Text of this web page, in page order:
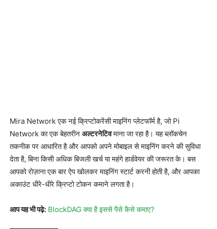
Mira Network एक नई क्रिप्टोकरेंसी माइनिंग प्लेटफॉर्म है, जो Pi
Network का एक बेहतरीन अल्टरनेटिवमाना जा रहा है। यह ब्लॉकचेन
तकनीक पर आधारित है और आपको अपने मोबाइल से माइनिंग करने की सुविधा
देता है, बिना किसी अधिक बिजली खर्च या महंगे हार्डवेयर की जरूरत के। बस
आपको रोज़ाना एक बार ऐप खोलकर माइनिंग स्टार्ट करनी होती है, और आपका
अकाउंट धीरे-धीरे क्रिप्टो टोकन कमाने लगता है।
आप यह भी पढ़े: BlockDAG क्या है इससे पैसे कैसे कमाए?